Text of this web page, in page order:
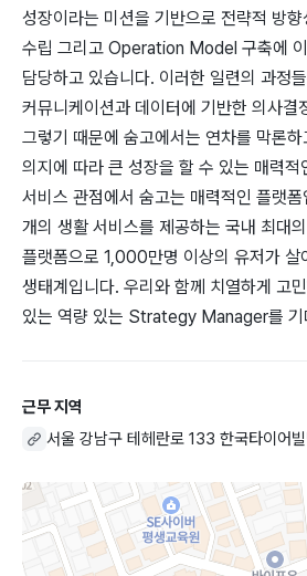
성장이라는 미션을 기반으로 전략적 방
수립 그리고 Operation Model 구축에
담당하고 있습니다. 이러한 일련의 과정
커뮤니케이션과 데이터에 기반한 의사결
그렇기 때문에 숨고에서는 연차를 막론
의지에 따라 큰 성장을 할 수 있는 매력
서비스 관점에서 숨고는 매력적인 플랫
개의 생활 서비스를 제공하는 국내 최대
플랫폼으로 1,000만명 이상의 유저가 살
생태계입니다. 우리와 함께 치열하게 고
있는 역량 있는 Strategy Manager를 기
근무 지역
서울 강남구 테헤란로 133 한국타이어